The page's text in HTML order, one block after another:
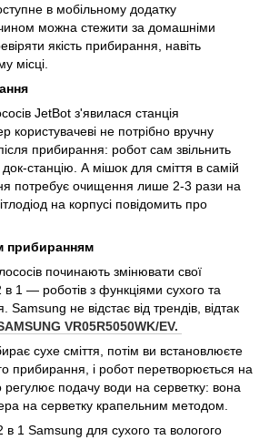
в мобільному додатку
можна стежити за домашніми
якість прибирання, навіть
місці.
JetBot з'явилася станція
не потрібно вручну
прибирання: робот сам звільнить
станцію. А мішок для сміття в самій
потребує очищення лише 2-3 рази на
на корпусі повідомить про
прибиранням
починають змінювати свої
в 1 — роботів з функціями сухого та
Samsung не відстає від трендів, відтак
VR05R5050WK/EV.
сухе сміття, потім ви встановлюєте
прибирання, і робот перетворюється на
подачу води на серветку: вона
на серветку крапельним методом.